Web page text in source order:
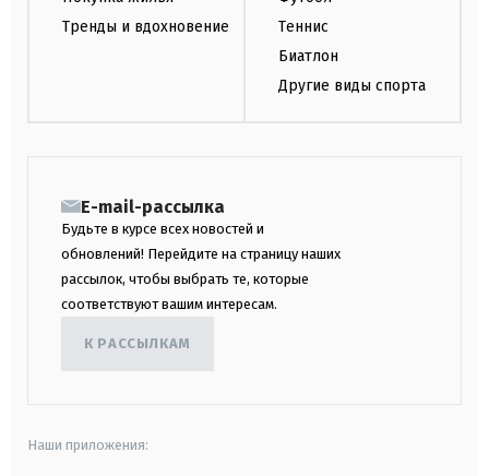
Тренды и вдохновение
Теннис
Биатлон
Другие виды спорта
E-mail-рассылка
Будьте в курсе всех новостей и
обновлений! Перейдите на страницу наших
рассылок, чтобы выбрать те, которые
соответствуют вашим интересам.
К РАССЫЛКАМ
Наши приложения: